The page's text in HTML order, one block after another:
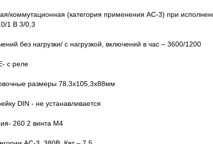
коммутационная (категория применения АС-3) при
1 В 3/0,3
без нагрузки/ с нагрузкой, включений в час – 3600/1200
с реле
размеры 78,3х105,3х88мм
DIN - не устанавливается
260 2 винта М4